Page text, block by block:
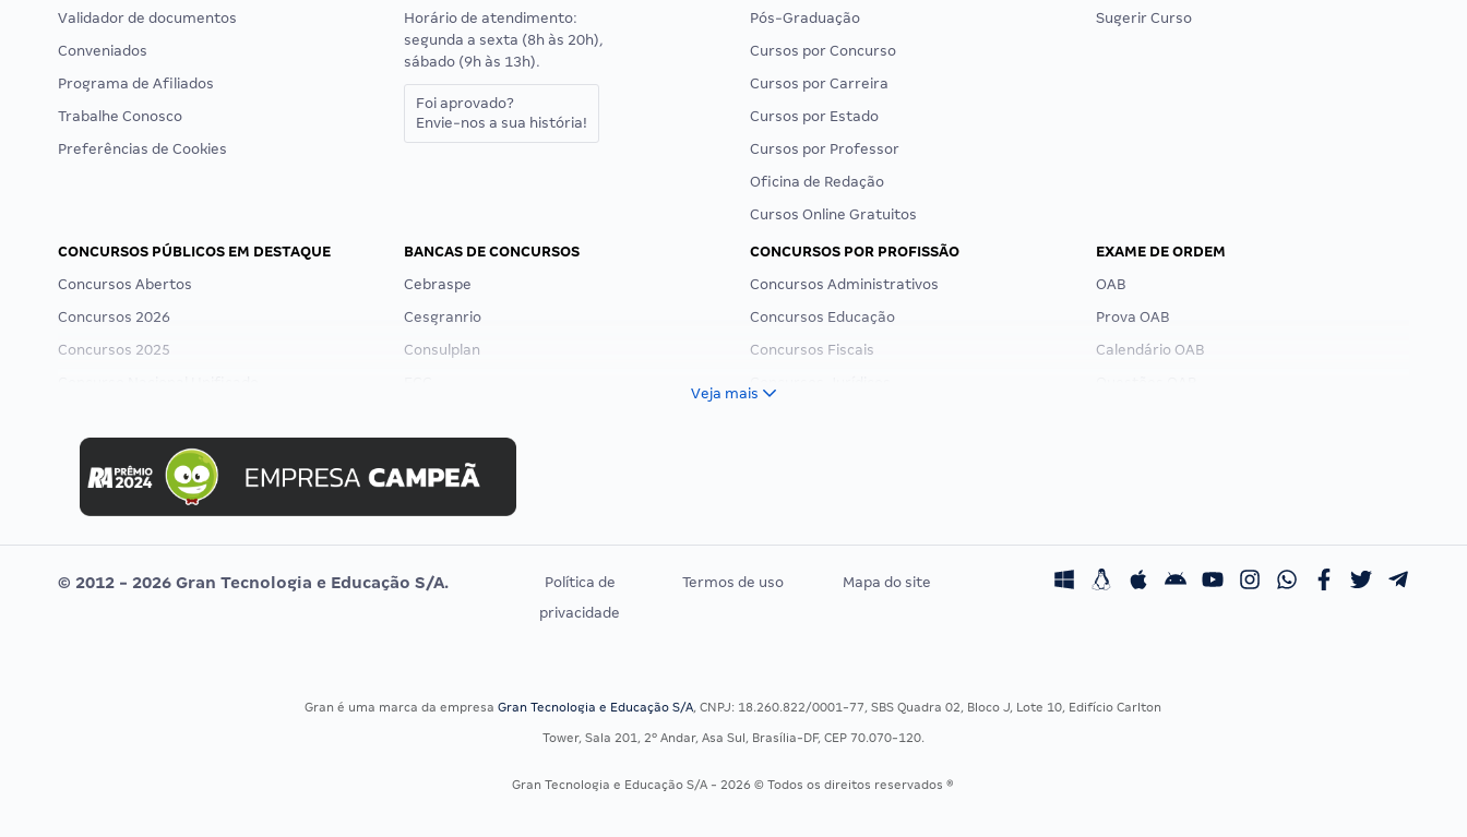
Validador de documentos
Conveniados
Programa de Afiliados
Trabalhe Conosco
Preferências de Cookies
Horário de atendimento:
segunda a sexta (8h às 20h),
sábado (9h às 13h).
Foi aprovado?
Envie-nos a sua história!
Pós-Graduação
Cursos por Concurso
Cursos por Carreira
Cursos por Estado
Cursos por Professor
Oficina de Redação
Cursos Online Gratuitos
Sugerir Curso
CONCURSOS PÚBLICOS EM DESTAQUE
Concursos Abertos
Concursos 2026
Concursos 2025
Concurso MPU
Editais publicados
BANCAS DE CONCURSOS
Cebraspe
Cesgranrio
Consulplan
Selecon
Uniase
Vunesp
CONCURSOS POR PROFISSÃO
Concursos Administrativos
Concursos Educação
Concursos Fiscais
Residência Multiprofissional
EXAME DE ORDEM
OAB
Prova OAB
Calendário OAB
Veja mais
© 2012 - 2026 Gran Tecnologia e Educação S/A.
Política de
privacidade
Termos de uso Mapa do site
Gran é uma marca da empresaGran Tecnologia e Educação S/A, CNPJ: 18.260.822/0001-77, SBS Quadra 02, Bloco J, Lote 10, Edifício Carlton
Tower, Sala 201, 2º Andar, Asa Sul, Brasília-DF, CEP 70.070-120.
Gran Tecnologia e Educação S/A - 2026 © Todos os direitos reservados ®